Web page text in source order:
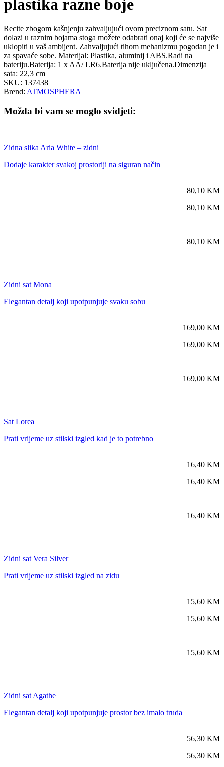
plastika razne boje
Recite zbogom kašnjenju zahvaljujući ovom preciznom satu. Sat
dolazi u raznim bojama stoga možete odabrati onaj koji će se najviše
uklopiti u vaš ambijent. Zahvaljujući tihom mehanizmu pogodan je i
za spavaće sobe. Materijal: Plastika, aluminij i ABS.Radi na
bateriju.Baterija: 1 x AA/ LR6.Baterija nije uključena.Dimenzija
sata: 22,3 cm
SKU: 137438
Brend: ATMOSPHERA
Možda bi vam se moglo svidjeti:
Zidna slika Aria White – zidni
Dodaje karakter svakoj prostoriji na siguran način
80,10 KM
80,10 KM
80,10 KM
Zidni sat Mona
Elegantan detalj koji upotpunjuje svaku sobu
169,00 KM
169,00 KM
169,00 KM
Sat Lorea
Prati vrijeme uz stilski izgled kad je to potrebno
16,40 KM
16,40 KM
16,40 KM
Zidni sat Vera Silver
Prati vrijeme uz stilski izgled na zidu
15,60 KM
15,60 KM
15,60 KM
Zidni sat Agathe
Elegantan detalj koji upotpunjuje prostor bez imalo truda
56,30 KM
56,30 KM